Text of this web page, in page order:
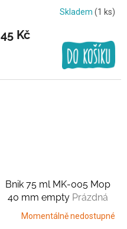
Skladem (1 ks)
45 Kč
Bnik 75 ml MK-005 Mop
40 mm empty Prázdná
varianta
Momentálně nedostupné